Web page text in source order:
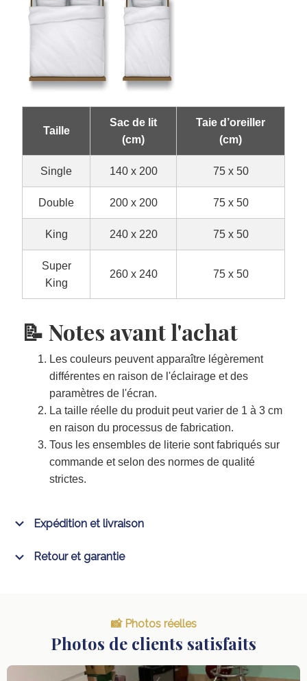
Taille
Sac de lit
(cm)
Taie d’oreiller
(cm)
Single 140 x 200 75 x 50
Double 200 x 200 75 x 50
King 240 x 220 75 x 50
Super
King
260 x 240 75 x 50
📝 Notes avant l'achat
Les couleurs peuvent apparaître légèrement
différentes en raison de l'éclairage et des
paramètres de l'écran.
La taille réelle du produit peut varier de 1 à 3 cm
en raison du processus de fabrication.
Tous les ensembles de literie sont fabriqués sur
commande et selon des normes de qualité
strictes.
Expédition et livraison
Retour et garantie
📸 Photos réelles
Photos de clients satisfaits